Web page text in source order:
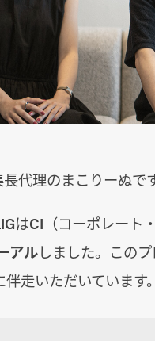
代理のまこりーぬです
はCI（コーポレート
アルしました。この
伴走いただいています。